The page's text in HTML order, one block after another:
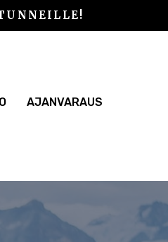
AJANVARAUS